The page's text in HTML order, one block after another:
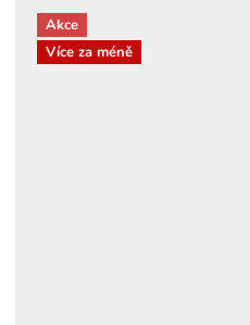
Akce
Více za méně